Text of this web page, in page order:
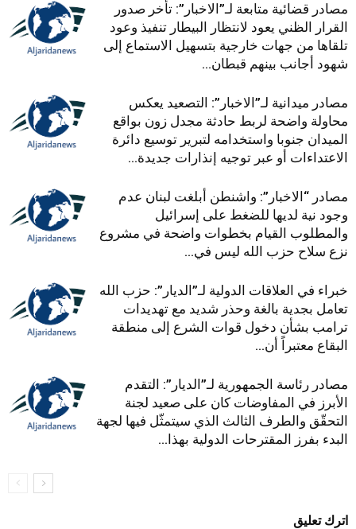
مصادر قضائية متابعة لـ”الاخبار”: تأخر صدور
القرار الظني يعود لانتظار البيطار تنفيذ وعود
تلقاها من جهات خارجية بتسهيل الاستماع إلى
شهود أجانب بينهم قبطان...
مصادر ميدانية لـ”الاخبار”: التصعيد يعكس
محاولة واضحة لربط حادثة مجدل زون بواقع
الميدان جنوبا واستخدامه لتبرير توسيع دائرة
الاعتداءات أو عبر توجيه إنذارات جديدة...
مصادر “الاخبار”: واشنطن أبلغت لبنان عدم
وجود نية لديها للضغط على إسرائيل
والمطلوب القيام بخطوات واضحة في مشروع
نزع سلاح حزب الله ليس في...
خبراء في العلاقات الدولية لـ”الديار”: حزب الله
تعامل بجدية بالغة وحذر شديد مع تهديدات
ترامب بشأن دخول قوات الشرع إلى منطقة
البقاع معتبراً أن...
مصادر رئاسة الجمهورية لـ”الديار”: التقدم
الأبرز في المفاوضات كان على صعيد لجنة
التحقّق والطرف الثالث الذي سيتمثّل فيها لجهة
البدء بفرز المقترحات الدولية بهذا...
اترك تعليق